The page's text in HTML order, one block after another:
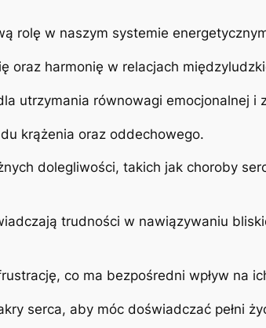
rolę w naszym systemie
oraz harmonię w relacjach
utrzymania równowagi emocjonalnej i
krążenia oraz oddechowego.
dolegliwości, takich jak choroby
trudności w nawiązywaniu
co ma bezpośredni wpływ na
serca, aby móc doświadczać pełni